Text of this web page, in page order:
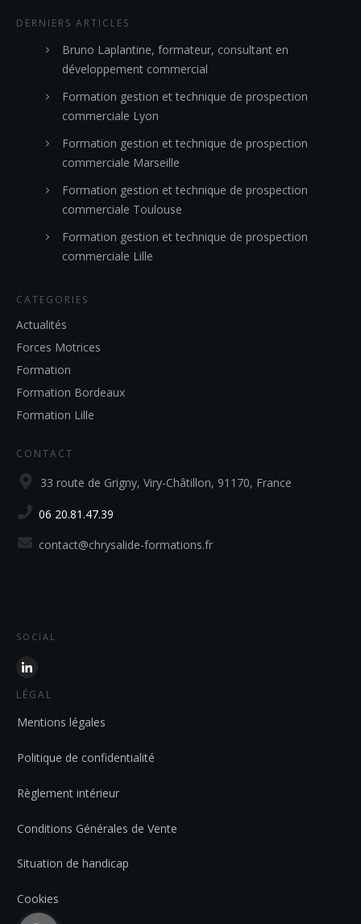
DERNIERS ARTICLES
Bruno Laplantine, formateur, consultant en
développement commercial
Formation gestion et technique de prospection
commerciale Lyon
Formation gestion et technique de prospection
commerciale Marseille
Formation gestion et technique de prospection
commerciale Toulouse
Formation gestion et technique de prospection
commerciale Lille
CATEGORIES
Actualités
Forces Motrices
Formation
Formation Bordeaux
Formation Lille
CONTACT
33 route de Grigny, Viry-Châtillon, 91170, France
06 20.81.47.39
contact@chrysalide-formations.fr
SOCIAL
LÉGAL
Mentions légales
Politique de confidentialité
Règlement intérieur
Conditions Générales de Vente
Situation de handicap
Cookies